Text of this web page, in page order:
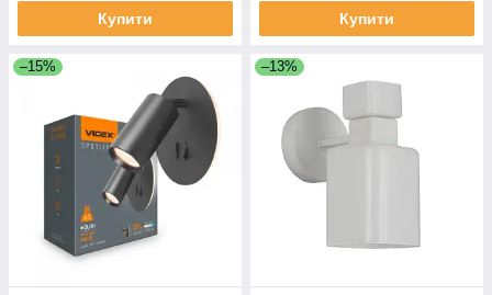
Купити Купити
–15% –13%